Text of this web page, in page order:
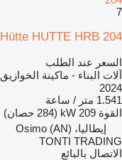
7
Hütte HUTTE HRB 204
السعر عند الطلب
آلات البناء - ماكينة الخوازيق
2024
1.541 متر / ساعة
القوة 209 kW (284 حصان)
إيطاليا، Osimo (AN)
TONTI TRADING
الاتصال بالبائع